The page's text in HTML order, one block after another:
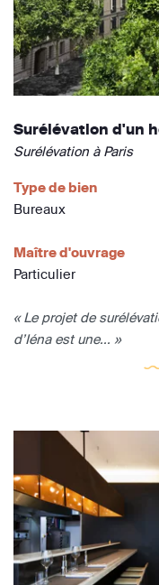
Surélévation d'un
Surélévation à Paris
Type de bien
Bureaux
Maître d'ouvrage
Particulier
« Le projet de
d’Iéna est une... »